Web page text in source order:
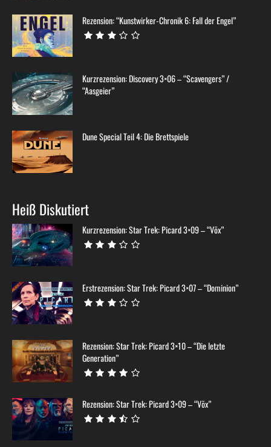
Rezension: “Kunstwirker-Chronik 6: Fall der Engel”
Kurzrezension: Discovery 3×06 – “Scavengers” /
“Aasgeier”
Dune Special Teil 4: Die Brettspiele
Heiß Diskutiert
Kurzrezension: Star Trek: Picard 3×09 – “Võx”
Erstrezension: Star Trek: Picard 3×07 – “Dominion”
Rezension: Star Trek: Picard 3×10 – “Die letzte
Generation”
Rezension: Star Trek: Picard 3×09 – “Võx”